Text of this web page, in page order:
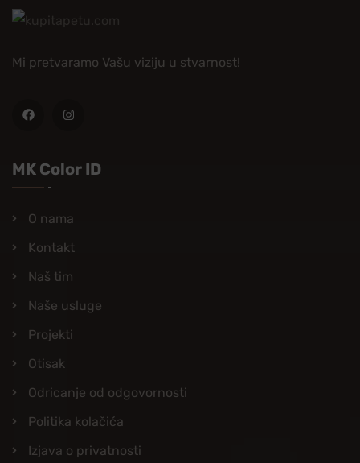
Mi pretvaramo Vašu viziju u stvarnost!
MK Color ID
O nama
Kontakt
Naš tim
Naše usluge
Projekti
Otisak
Odricanje od odgovornosti
Politika kolačića
Izjava o privatnosti